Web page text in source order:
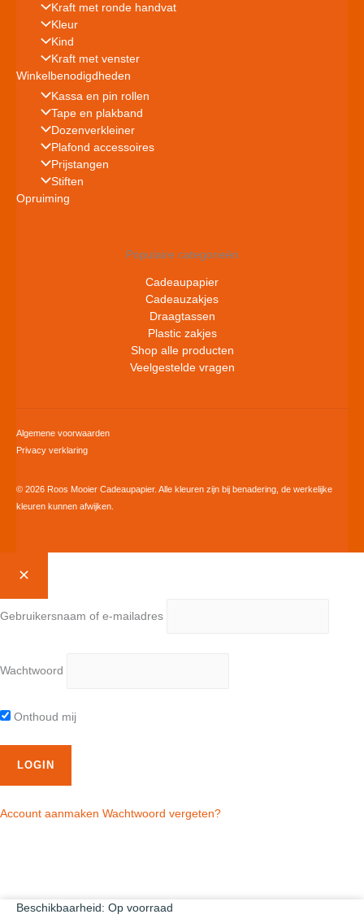
Kraft met ronde handvat
Kleur
Kind
Kraft met venster
Winkelbenodigdheden
Kassa en pin rollen
Tape en plakband
Dozenverkleiner
Plafond accessoires
Prijstangen
Stiften
Opruiming
Populaire categorieën
Cadeaupapier
Cadeauzakjes
Draagtassen
Plastic zakjes
Shop alle producten
Veelgestelde vragen
© 2026 Roos Mooier Cadeaupapier. Alle kleuren zijn bij benadering, de werkelijke
kleuren kunnen afwijken.
Algemene voorwaarden
Privacy verklaring
Gebruikersnaam of e-mailadres
Wachtwoord
Onthoud mij
Account aanmaken Wachtwoord vergeten?
Beschikbaarheid: Op voorraad